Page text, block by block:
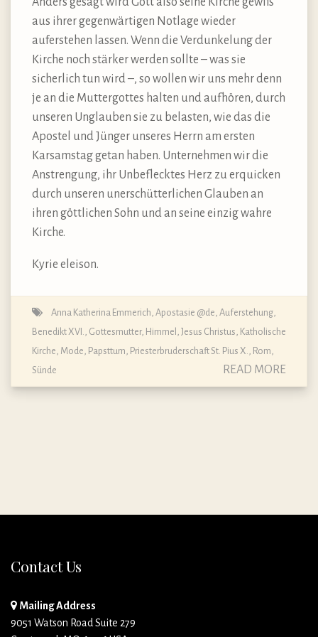
aus ihrer gegenwärtigen Notlage wieder
auferstehen lassen. Wenn die Verdunkelung der
Kirche noch stärker werden sollte – was sie
sicherlich tun wird –, so wollen wir uns mehr denn
je an die Muttergottes halten und aufhören, durch
unseren Unglauben sie zu belasten, wie das die
Apostel und Jünger unseres Herrn am ersten
Karsamstag getan haben. Unternehmen wir die
Anstrengung, ihr Unbeflecktes Herz zu erquicken
durch unseren unerschütterlichen Glauben an
ihren göttlichen Sohn und an seine einzig wahre
Kirche.
Kyrie eleison.
Anna Katherina Emmerich Apostasie @de Auferstehung
Benedikt XVI.
Gottesmutter, Himmel Jesus Christus Katholische
Kirche Mode Papsttum Priesterbruderschaft St. Pius X. Rom
Sünde
READ MORE
Contact Us
Mailing Address
9051 Watson Road Suite 279